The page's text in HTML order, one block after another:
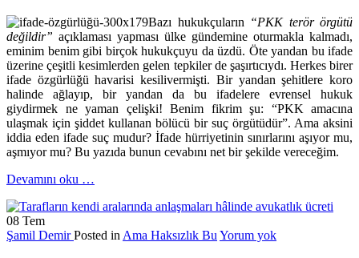
Bazı hukukçuların “PKK terör örgütü
değildir” açıklaması yapması ülke gündemine oturmakla kalmadı,
eminim benim gibi birçok hukukçuyu da üzdü. Öte yandan bu ifade
üzerine çeşitli kesimlerden gelen tepkiler de şaşırtıcıydı. Herkes birer
ifade özgürlüğü havarisi kesilivermişti. Bir yandan şehitlere koro
halinde ağlayıp, bir yandan da bu ifadelere evrensel hukuk
giydirmek ne yaman çelişki! Benim fikrim şu: “PKK amacına
ulaşmak için şiddet kullanan bölücü bir suç örgütüdür”. Ama aksini
iddia eden ifade suç mudur? İfade hürriyetinin sınırlarını aşıyor mu,
aşmıyor mu? Bu yazıda bunun cevabını net bir şekilde vereceğim.
Devamını oku
AİHM
ötesindeyiz
…
08 Tem
Şamil DemirPosted in Ama Haksızlık Bu Yorum yok